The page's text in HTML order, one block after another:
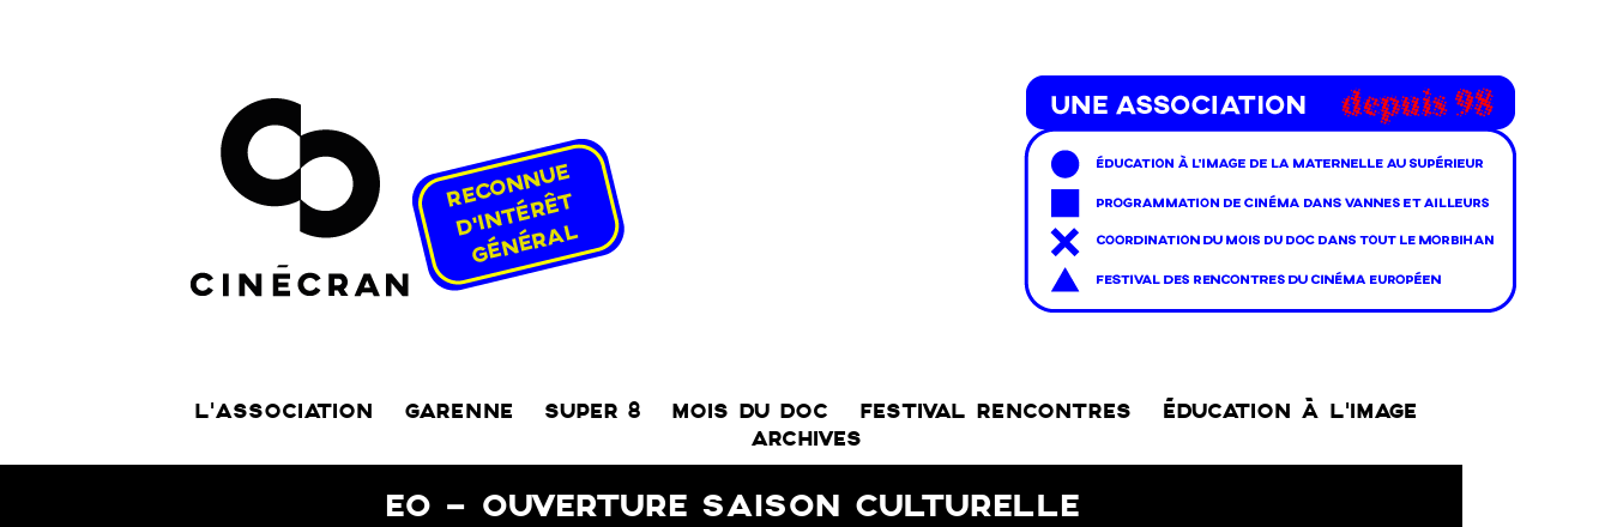
L’ASSOCIATION GARENNE SUPER 8 MOIS DU DOC FESTIVAL RENCONTRES
ÉDUCATION À L’IMAGE
ARCHIVES
EO – OUVERTURE SAISON CULTURELLE